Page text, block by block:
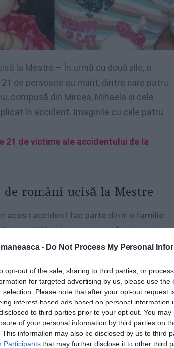
- Do Not Process My Personal
opt-out of the sale, sharing to third parties, or
for targeted advertising by us, please use the
selection. Please note that after your opt-out request
interest-based ads based on personal information
to third parties prior to your opt-out. You
of your personal information by third parties on
This information may also be disclosed by us to third
Participants that may further disclose it to other third
la Mestre – În urmă cu două zile, o
de persoane au murit, dintre care patru
compusă din Mircea, Mihaela și cele
în accident. Imaginile cu cele patru
21 de victime ale accidentului de la
români ucisă la Mestre
acest accident fac parte dintr-o familie
și Mihaela proveneau din Argeș și
în căutarea unei vieți mai bune. Familia
cele două fetițe, Aurora și Georgiana.
Botezatu, 29 de ani, mamă a doi copii,